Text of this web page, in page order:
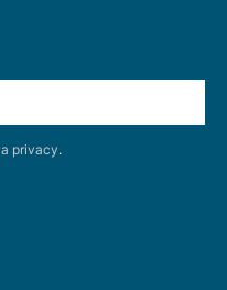
privacy.